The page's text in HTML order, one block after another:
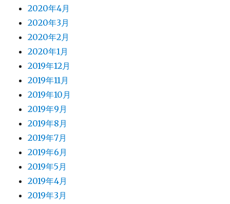
2020年4月
2020年3月
2020年2月
2020年1月
2019年12月
2019年11月
2019年10月
2019年9月
2019年8月
2019年7月
2019年6月
2019年5月
2019年4月
2019年3月